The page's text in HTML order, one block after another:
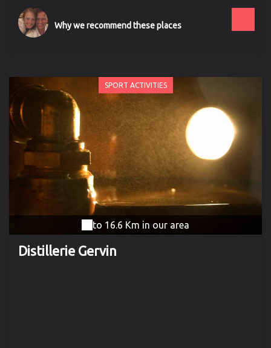
pas de Courtrai ou de Lille... En profitant de chaque
instant ! 🛡️ Sérénité Dégâts (franchise limitée, en
option) : limitez vos frais en cas de casse à 450 €
Why we recommend these places
SPORT ACTIVITIES
to 16.6 Km in our area
Distillerie Gervin